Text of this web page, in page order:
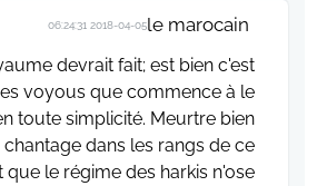
le marocain
2018-04-05 06:24:31
devrait fait; est bien c'est
voyous que commence à le
toute simplicité. Meurtre bien
chantage dans les rangs de ce
le régime des harkis n'ose